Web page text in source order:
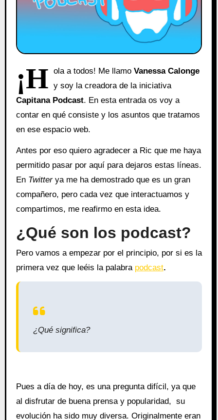
¡H ola a todos! Me llamo Vanessa Calonge
y soy la creadora de la iniciativa
Capitana Podcast. En esta entrada os voy a
contar en qué consiste y los asuntos que tratamos
en ese espacio web.
Antes por eso quiero agradecer a Ric que me haya
permitido pasar por aquí para dejaros estas líneas.
En Twitterya me ha demostrado que es un gran
compañero, pero cada vez que interactuamos y
compartimos, me reafirmo en esta idea.
¿Qué son los podcast?
Pero vamos a empezar por el principio, por si es la
primera vez que leéis la palabra podcast.
¿Qué significa?
Pues a día de hoy, es una pregunta difícil, ya que
al disfrutar de buena prensa y popularidad, su
evolución ha sido muy diversa. Originalmente eran